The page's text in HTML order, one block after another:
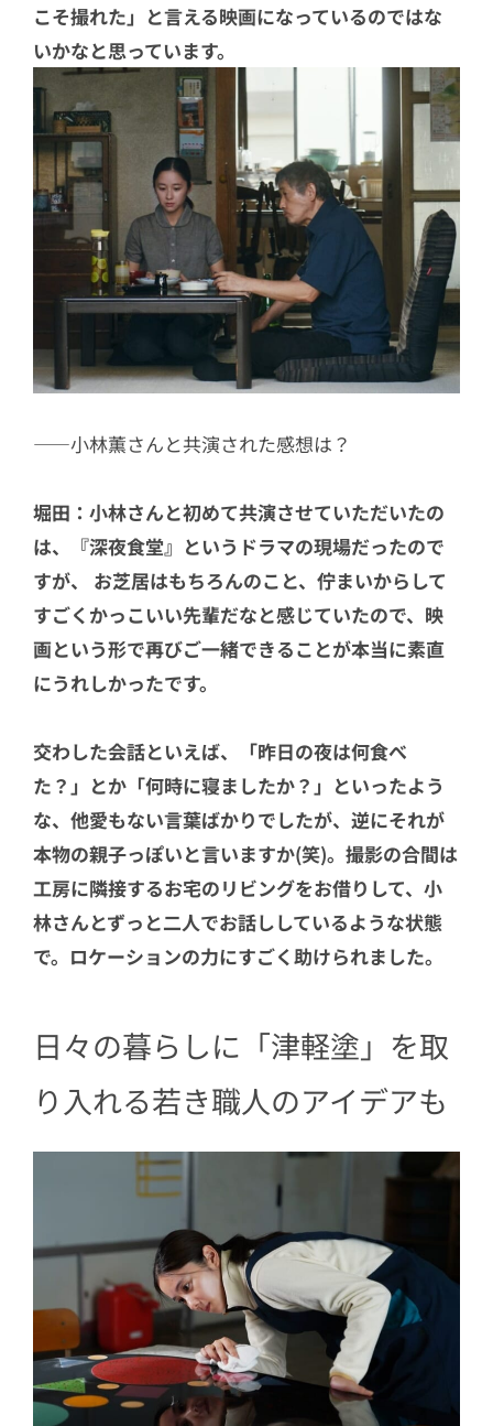
こそ撮れた」と言える映画になっているのではな
いかなと思っています。
――小林薫さんと共演された感想は？
堀田：小林さんと初めて共演させていただいたの
は、『深夜食堂』というドラマの現場だったので
すが、 お芝居はもちろんのこと、佇まいからして
すごくかっこいい先輩だなと感じていたので、映
画という形で再びご一緒できることが本当に素直
にうれしかったです。
交わした会話といえば、「昨日の夜は何食べ
た？」とか「何時に寝ましたか？」といったよう
な、他愛もない言葉ばかりでしたが、逆にそれが
本物の親子っぽいと言いますか(笑)。撮影の合間は
工房に隣接するお宅のリビングをお借りして、小
林さんとずっと二人でお話ししているような状態
で。ロケーションの力にすごく助けられました。
日々の暮らしに「津軽塗」を取
り入れる若き職人のアイデアも